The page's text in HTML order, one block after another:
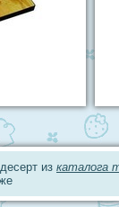
из каталога